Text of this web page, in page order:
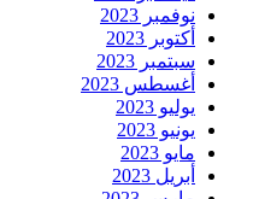
نوفمبر 2023
أكتوبر 2023
سبتمبر 2023
أغسطس 2023
يوليو 2023
يونيو 2023
مايو 2023
أبريل 2023